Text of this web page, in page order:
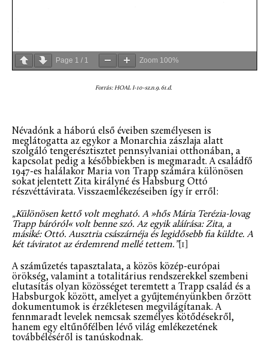
Page 1 / 1 Zoom 100%
Forrás: HOAL I-10-sz.n.9. 61.d.
Névadónk a háború első éveiben személyesen is
meglátogatta az egykor a Monarchia zászlaja alatt
szolgáló tengerésztisztet pennsylvaniai otthonában, a
kapcsolat pedig a későbbiekben is megmaradt. A családfő
1947-es halálakor Maria von Trapp számára különösen
sokat jelentett Zita királyné és Habsburg Ottó
részvéttávirata. Visszaemlékezéseiben így ír erről:
„Különösen kettő volt megható. A »hős Mária Terézia-lovag
Trapp báróról« volt benne szó. Az egyik aláírása: Zita, a
másiké: Ottó. Ausztria császárnéja és legidősebb fia küldte. A
két táviratot az érdemrend mellé tettem.”[1]
A száműzetés tapasztalata, a közös közép-európai
örökség, valamint a totalitárius rendszerekkel szembeni
elutasítás olyan közösséget teremtett a Trapp család és a
Habsburgok között, amelyet a gyűjteményünkben őrzött
dokumentumok is érzékletesen megvilágítanak. A
fennmaradt levelek nemcsak személyes kötődésekről,
hanem egy eltűnőfélben lévő világ emlékezetének
továbbéléséről is tanúskodnak.